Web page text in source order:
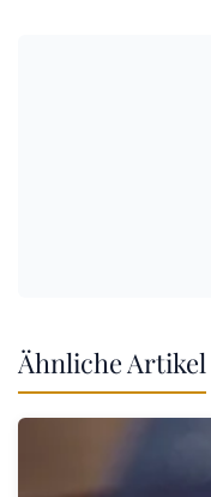
Ähnliche Artikel